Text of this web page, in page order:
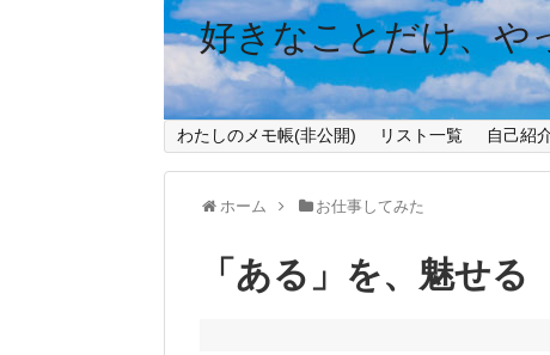
好きなことだけ、や
わたしのメモ帳(非公開) リスト一覧 自己紹
ホーム お仕事してみた
「ある」を、魅せる